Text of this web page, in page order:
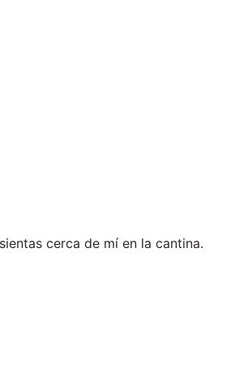
cerca de mí en la cantina.